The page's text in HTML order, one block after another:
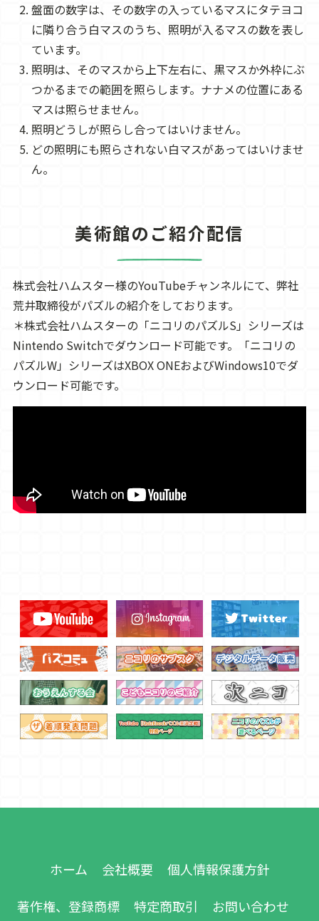
盤面の数字は、その数字の入っているマスにタテヨコ
に隣り合う白マスのうち、照明が入るマスの数を表し
ています。
照明は、そのマスから上下左右に、黒マスか外枠にぶ
つかるまでの範囲を照らします。ナナメの位置にある
マスは照らせません。
照明どうしが照らし合ってはいけません。
どの照明にも照らされない白マスがあってはいけませ
ん。
美術館のご紹介配信
株式会社ハムスター様のYouTubeチャンネルにて、弊社
荒井取締役がパズルの紹介をしております。
＊株式会社ハムスターの「ニコリのパズルS」シリーズは
Nintendo Switchでダウンロード可能です。「ニコリの
パズルW」シリーズはXBOX ONEおよびWindows10でダ
ウンロード可能です。
ホーム 会社概要
個人情報保護方針
著作権、登録商標
特定商取引 お問い合わせ